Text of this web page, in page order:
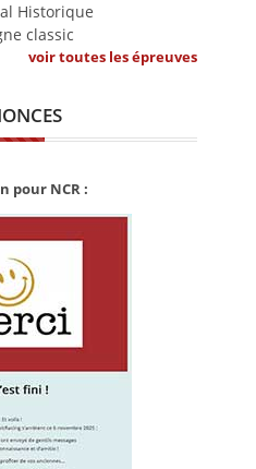
Historique
classic
voir toutes les épreuves
pour NCR :